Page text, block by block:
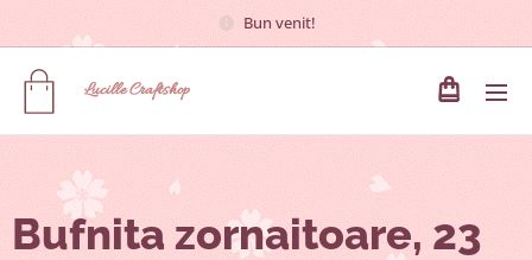
Bun venit!
LucilleCraftshop
Bufnita zornaitoare, 23